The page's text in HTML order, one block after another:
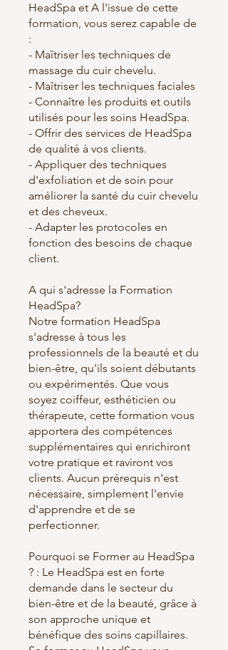
HeadSpa et A l'issue de cette
formation, vous serez capable de
:
- Maîtriser les techniques de
massage du cuir chevelu.
- Maîtriser les techniques faciales
- Connaître les produits et outils
utilisés pour les soins HeadSpa.
- Offrir des services de HeadSpa
de qualité à vos clients.
- Appliquer des techniques
d'exfoliation et de soin pour
améliorer la santé du cuir chevelu
et des cheveux.
- Adapter les protocoles en
fonction des besoins de chaque
client.
A qui s'adresse la Formation
HeadSpa?
Notre formation HeadSpa
s'adresse à tous les
professionnels de la beauté et du
bien-être, qu'ils soient débutants
ou expérimentés. Que vous
soyez coiffeur, esthéticien ou
thérapeute, cette formation vous
apportera des compétences
supplémentaires qui enrichiront
votre pratique et raviront vos
clients. Aucun prérequis n'est
nécessaire, simplement l'envie
d'apprendre et de se
perfectionner.
Pourquoi se Former au HeadSpa
? : Le HeadSpa est en forte
demande dans le secteur du
bien-être et de la beauté, grâce à
son approche unique et
bénéfique des soins capillaires.